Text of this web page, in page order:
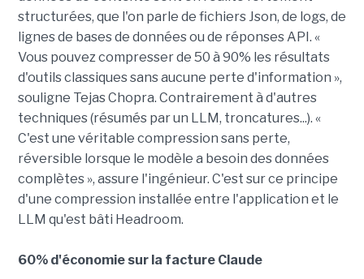
structurées, que l'on parle de fichiers Json, de logs, de
lignes de bases de données ou de réponses API. «
Vous pouvez compresser de 50 à 90% les résultats
d'outils classiques sans aucune perte d'information »,
souligne Tejas Chopra. Contrairement à d'autres
techniques (résumés par un LLM, troncatures...). «
C'est une véritable compression sans perte,
réversible lorsque le modèle a besoin des données
complètes », assure l'ingénieur. C'est sur ce principe
d'une compression installée entre l'application et le
LLM qu'est bâti Headroom.
60% d'économie sur la facture Claude